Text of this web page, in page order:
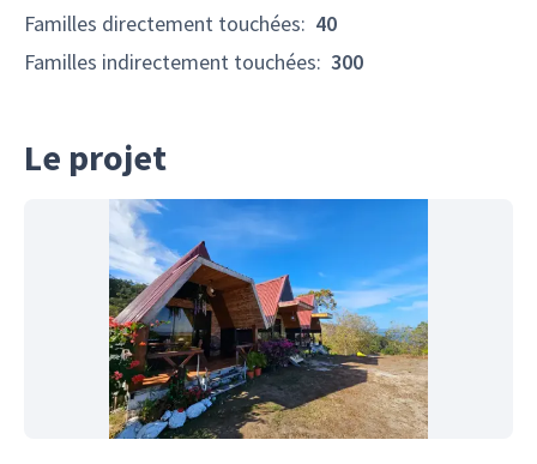
Familles directement touchées: 40
Familles indirectement touchées: 300
Le projet